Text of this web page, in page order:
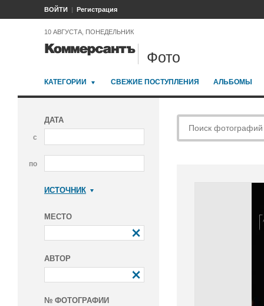
ВОЙТИ Регистрация
10 АВГУСТА, ПОНЕДЕЛЬНИК
Фото
КАТЕГОРИИ СВЕЖИЕ ПОСТУПЛЕНИЯ АЛЬБОМЫ
ДАТА
с
по
ИСТОЧНИК
МЕСТО
АВТОР
№ ФОТОГРАФИИ